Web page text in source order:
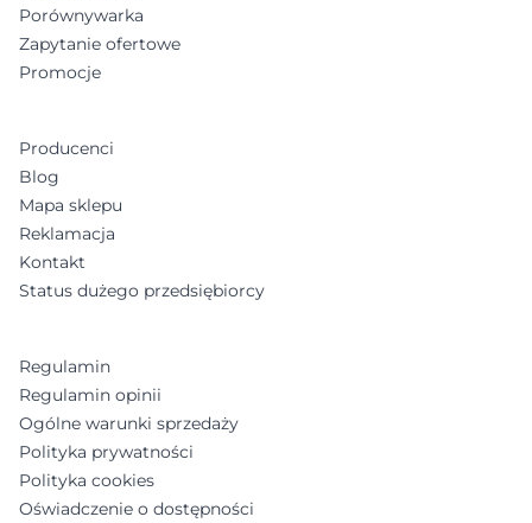
Porównywarka
Zapytanie ofertowe
Promocje
Producenci
Blog
Mapa sklepu
Reklamacja
Kontakt
Status dużego przedsiębiorcy
Regulamin
Regulamin opinii
Ogólne warunki sprzedaży
Polityka prywatności
Polityka cookies
Oświadczenie o dostępności